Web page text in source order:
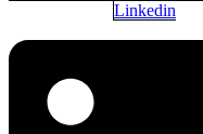
Linkedin